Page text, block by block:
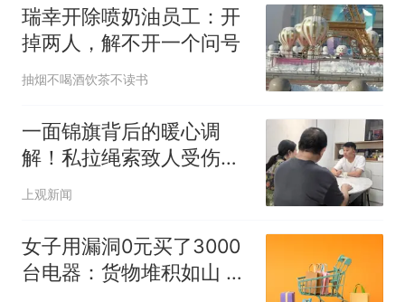
瑞幸开除喷奶油员工：开
掉两人，解不开一个问号
抽烟不喝酒饮茶不读书
一面锦旗背后的暖心调
解！私拉绳索致人受伤，
警邻和事屋巧解困境
上观新闻
女子用漏洞0元买了3000
台电器：货物堆积如山 8